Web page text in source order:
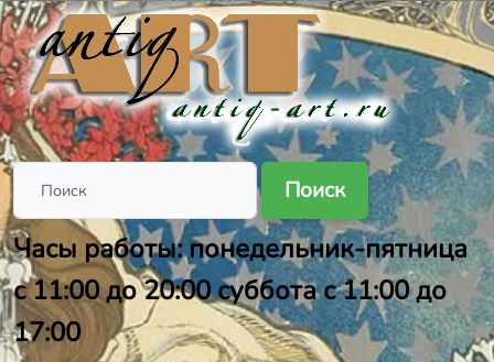
Поиск
Часы работы: понедельник-пятница
с 11:00 до 20:00 суббота с 11:00 до
17:00